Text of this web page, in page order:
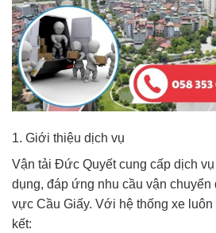
1. Giới thiệu dịch vụ
Vận tải Đức Quyết cung cấp dịch
dụng, đáp ứng nhu cầu vận chuyển
vực Cầu Giấy. Với hệ thống xe
kết: